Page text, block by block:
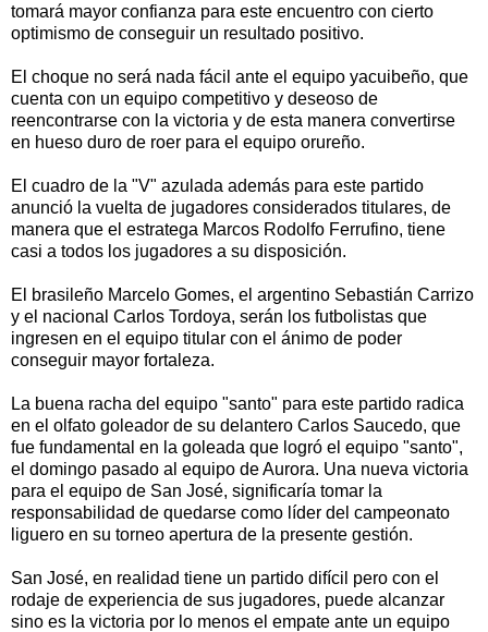
tomará mayor confianza para este encuentro con cierto
optimismo de conseguir un resultado positivo.
El choque no será nada fácil ante el equipo yacuibeño, que
cuenta con un equipo competitivo y deseoso de
reencontrarse con la victoria y de esta manera convertirse
en hueso duro de roer para el equipo orureño.
El cuadro de la "V" azulada además para este partido
anunció la vuelta de jugadores considerados titulares, de
manera que el estratega Marcos Rodolfo Ferrufino, tiene
casi a todos los jugadores a su disposición.
El brasileño Marcelo Gomes, el argentino Sebastián Carrizo
y el nacional Carlos Tordoya, serán los futbolistas que
ingresen en el equipo titular con el ánimo de poder
conseguir mayor fortaleza.
La buena racha del equipo "santo" para este partido radica
en el olfato goleador de su delantero Carlos Saucedo, que
fue fundamental en la goleada que logró el equipo "santo",
el domingo pasado al equipo de Aurora. Una nueva victoria
para el equipo de San José, significaría tomar la
responsabilidad de quedarse como líder del campeonato
liguero en su torneo apertura de la presente gestión.
San José, en realidad tiene un partido difícil pero con el
rodaje de experiencia de sus jugadores, puede alcanzar
sino es la victoria por lo menos el empate ante un equipo